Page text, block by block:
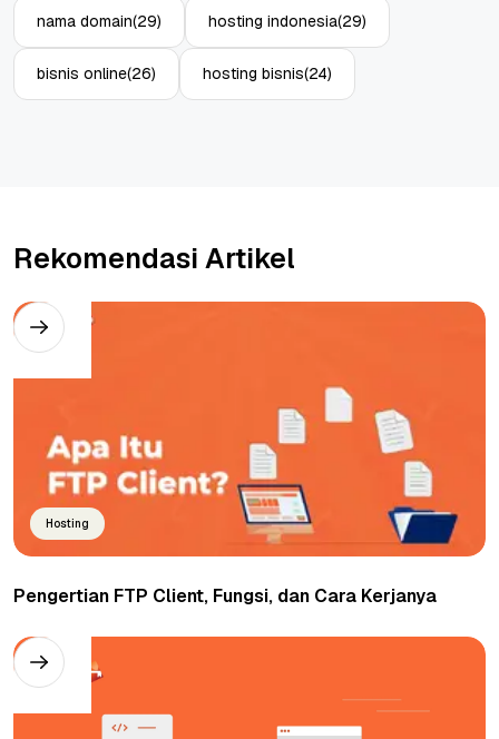
nama domain(29) hosting indonesia(29)
bisnis online(26) hosting bisnis(24)
Rekomendasi Artikel
Hosting
Pengertian FTP Client, Fungsi, dan Cara Kerjanya